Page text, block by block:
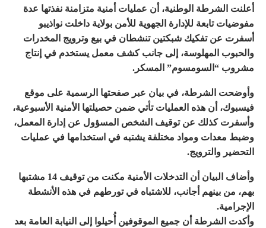
أعلنت الشرطة الوطنية، أن عمليات أمنية متزامنة نفذتها عدة
مفوضيات تابعة للإدارة الجهوية للأمن بولاية داخلت نواذيبو
أسفرت عن تفكيك شبكتين تنشطان في بيع وترويج المخدرات
والحبوب المهلوسة، إلى جانب كشف معمل يستخدم في إنتاج
مشروب “السومسوم” المسكر.
وأوضحت الشرطة، في بيان عبر صفحتها الرسمية على موقع
فيسبوك، أن هذه العمليات تأتي ضمن حصيلتها الأمنية الأسبوعية،
وأسفرت كذلك عن توقيف الشخص المسؤول عن إدارة المعمل،
وضبط معدات ومواد مختلفة يشتبه في استخدامها في عمليات
التحضير والترويج.
وأضاف البيان أن التدخلات الأمنية مكنت من توقيف 14 مشتبها
بهم، من بينهم أجانب، للاشتباه في تورطهم في هذه الأنشطة
الإجرامية.
وأكدت الشرطة أن جميع الموقوفين أُحيلوا إلى النيابة العامة بعد